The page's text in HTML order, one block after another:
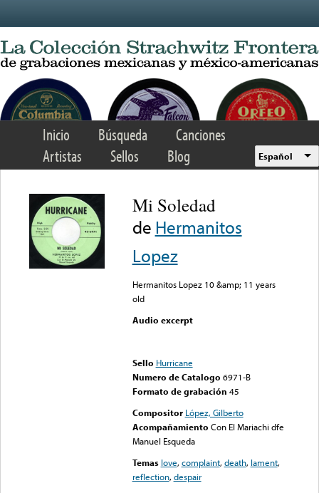
Inicio Búsqueda
Canciones
Artistas
Sellos Blog Español
Mi Soledad
de Hermanitos
Lopez
Hermanitos Lopez 10 &amp; 11 years
old
Audio excerpt
Sello Hurricane
Numero de Catalogo 6971-B
Formato de grabación 45
Compositor López, Gilberto
Acompañamiento Con El Mariachi dfe
Manuel Esqueda
Temas love,complaint,death, lament,
reflection,despair